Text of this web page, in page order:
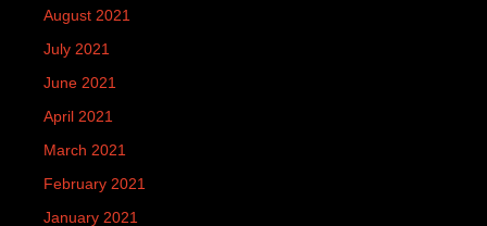
August 2021
July 2021
June 2021
April 2021
March 2021
February 2021
January 2021